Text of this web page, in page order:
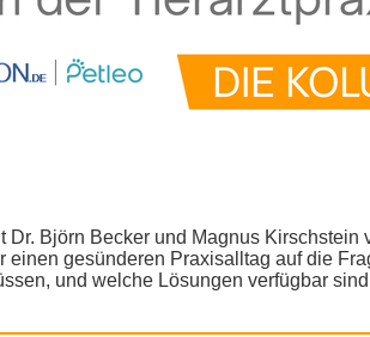
Björn Becker und Magnus Kirschstein
gesünderen Praxisalltag auf die
und welche Lösungen verfügbar